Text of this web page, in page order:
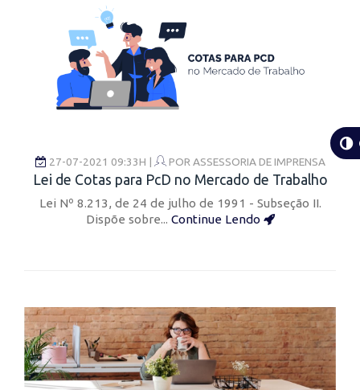
27-07-2021 09:33H | POR ASSESSORIA DE IMPRENSA
Lei de Cotas para PcD no Mercado de Trabalho
Lei Nº 8.213, de 24 de julho de 1991 - Subseção II.
Dispõe sobre... Continue Lendo